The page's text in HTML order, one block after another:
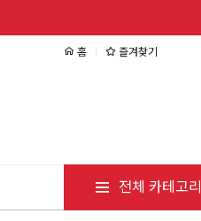
홈 즐겨찾기
전체 카테고리